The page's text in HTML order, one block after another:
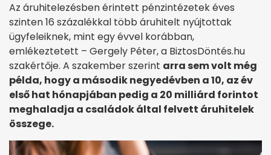
Az áruhitelezésben érintett pénzintézetek éves
szinten 16 százalékkal több áruhitelt nyújtottak
ügyfeleiknek, mint egy évvel korábban,
emlékeztetett – Gergely Péter, a BiztosDöntés.hu
szakértője. A szakember szerint arra sem volt még
példa, hogy a második negyedévben a 10, az év
első hat hónapjában pedig a 20 milliárd forintot
meghaladja a családok által felvett áruhitelek
összege.